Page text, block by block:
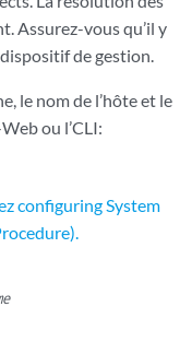
Assurez-vous qu’il y
de gestion.
le nom de l’hôte et le
ou l’CLI:
configuring System